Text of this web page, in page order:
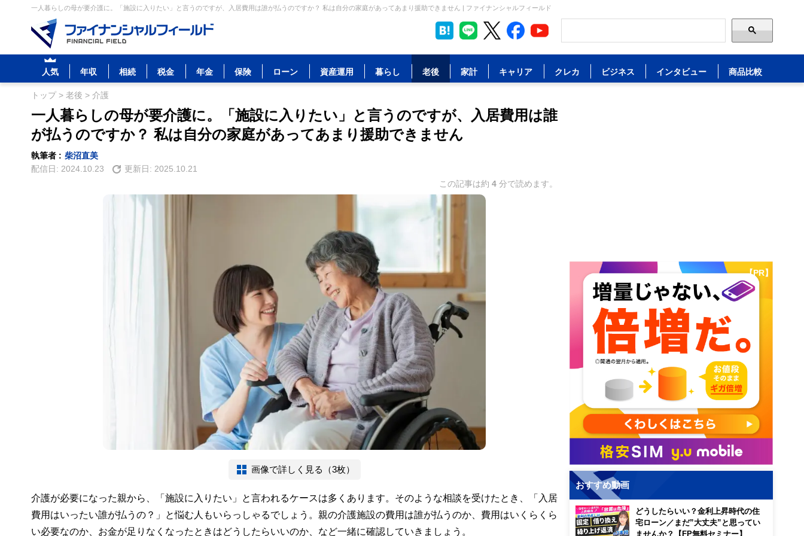
一人暮らしの母が要介護に。「施設に入りたい」と言うのですが、入居費用は誰が払うのですか？ 私は自分の家庭があってあまり援助できません | ファイナンシャルフィールド
人気 年収 相続 税金 年金 保険 ローン 資産運用 暮らし 老後 家計 キャリア クレカ ビジネス インタビュー 商品比較
トップ> 老後 > 介護
一人暮らしの母が要介護に。「施設に入りたい」と言うのですが、入居費用は誰
が払うのですか？ 私は自分の家庭があってあまり援助できません
執筆者 : 柴沼直美
配信日: 2024.10.23 更新日: 2025.10.21
この記事は約 4 分で読めます。
画像で詳しく見る（3枚）
介護が必要になった親から、「施設に入りたい」と言われるケースは多くあります。そのような相談を受けたとき、「入居
費用はいったい誰が払うの？」と悩む人もいらっしゃるでしょう。親の介護施設の費用は誰が払うのか、費用はいくらくら
い必要なのか、お金が足りなくなったときはどうしたらいいのか、など一緒に確認していきましょう。
【PR】
おすすめ動画
どうしたらいい？金利上昇時代の住
宅ローン／まだ”大丈夫”と思ってい
ませんか？【FP無料セミナー】